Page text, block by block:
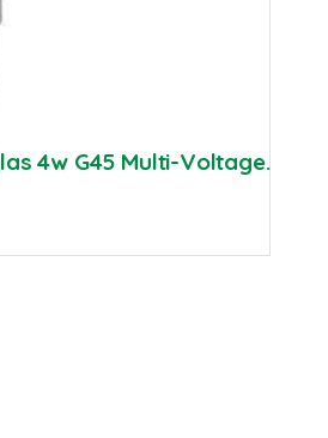
4w G45 Multi-Voltage.